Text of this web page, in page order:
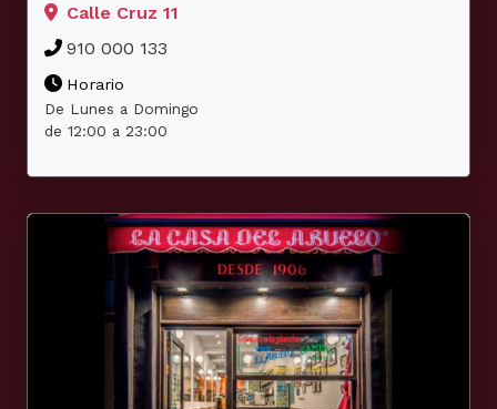
Calle Cruz 11
910 000 133
Horario
De Lunes a Domingo
de 12:00 a 23:00